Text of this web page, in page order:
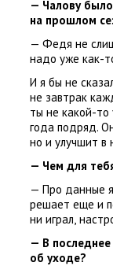
— Чалову
на прошлом
— Федя не
надо уже как-
И я бы не
не завтрак
ты не какой-
года подряд.
но и улучшит в
— Чем для
— Про данные
решает еще и
ни играл,
— В
об уходе?